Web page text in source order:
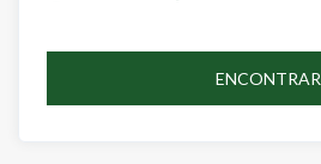
ENCONTRAR